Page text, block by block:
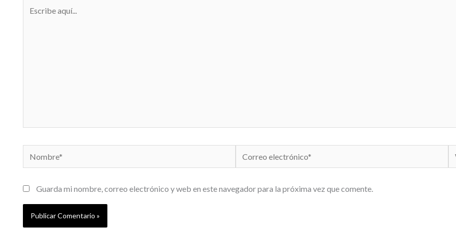
Nombre*
Correo
electrónico*
Guarda mi nombre, correo electrónico y web en este navegador para la próxima vez que comente.